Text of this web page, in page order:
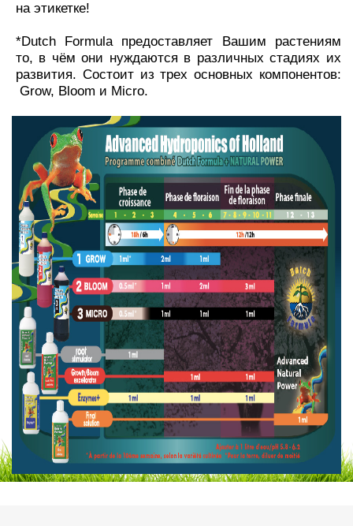
на этикетке!
*Dutch Formula предоставляет Вашим растениям
то, в чём они нуждаются в различных стадиях их
развития. Состоит из трех основных компонентов:
Grow, Bloom и Micro.